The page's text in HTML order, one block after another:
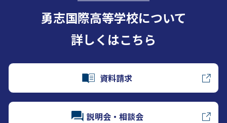
勇志国際高等学校について
詳しくはこちら
資料請求
説明会・相談会